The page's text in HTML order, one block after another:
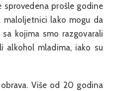
sprovedena prošle godine
maloljetnici lako mogu da
kojima smo razgovarali
alkohol mladima, iako su
Više od 20 godina